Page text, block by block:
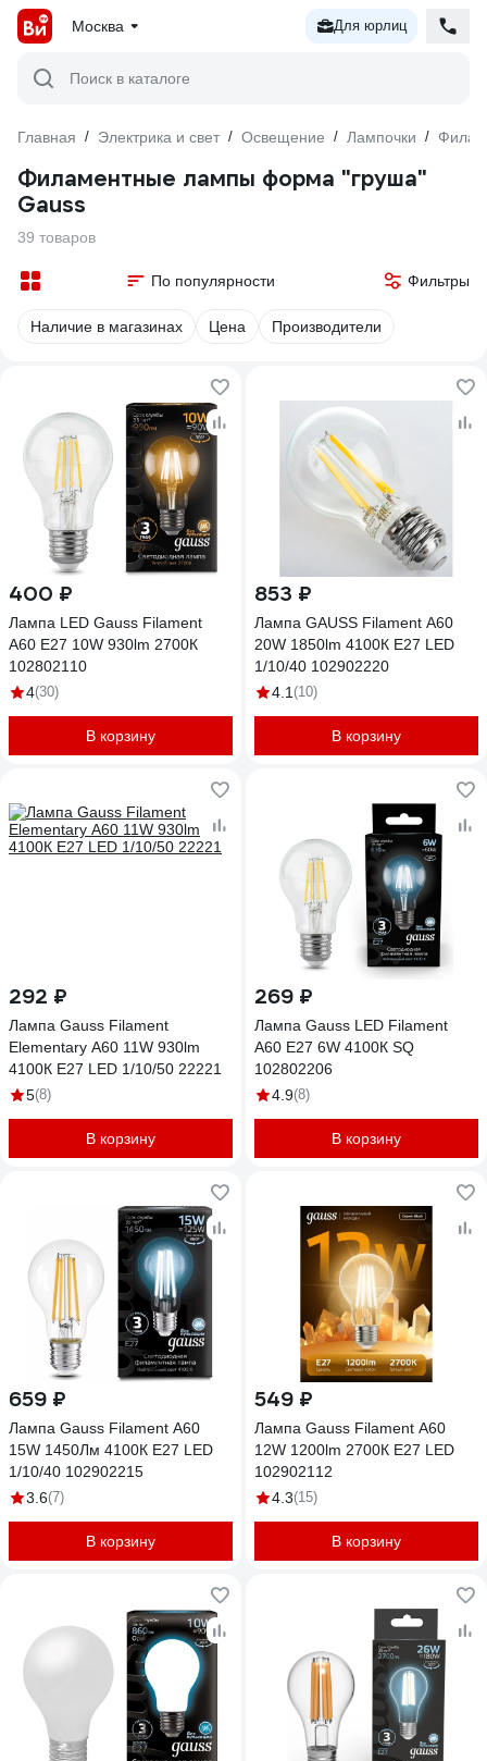
Москва Для юрлиц
Поиск в каталоге
Главная / Электрика и свет / Освещение / Лампочки /
Филаментные лампы форма "груша"
Gauss
39 товаров
По популярности Фильтры
Наличие в магазинах Цена Производители
400 ₽
Лампа LED Gauss Filament
A60 E27 10W 930lm 2700К
102802110
4(30)
В корзину
853 ₽
Лампа GAUSS Filament А60
20W 1850lm 4100К Е27 LED
1/10/40 102902220
4.1 (10)
В корзину
292 ₽
Лампа Gauss Filament
Elementary А60 11W 930lm
4100К Е27 LED 1/10/50 22221
5(8)
В корзину
269 ₽
Лампа Gauss LED Filament
A60 E27 6W 4100К SQ
102802206
4.9(8)
В корзину
659 ₽
Лампа Gauss Filament А60
15W 1450Лм 4100К Е27 LED
1/10/40 102902215
3.6(7)
В корзину
549 ₽
Лампа Gauss Filament А60
12W 1200lm 2700К Е27 LED
102902112
4.3(15)
В корзину